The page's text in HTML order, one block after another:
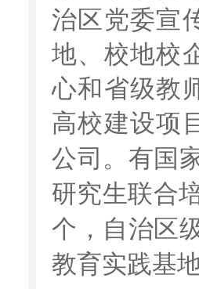
治区党委宣
地、校地校
心和省级教
高校建设项
公司。有国
研究生联合
个，自治区
教育实践基